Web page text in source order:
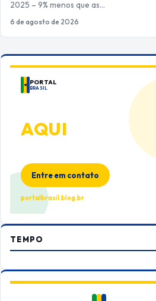
2025 – 9% menos que as…
6 de agosto de 2026
PORTAL
BRASIL
AQUI
Entre em contato
portalbrasil.blog.br
TEMPO